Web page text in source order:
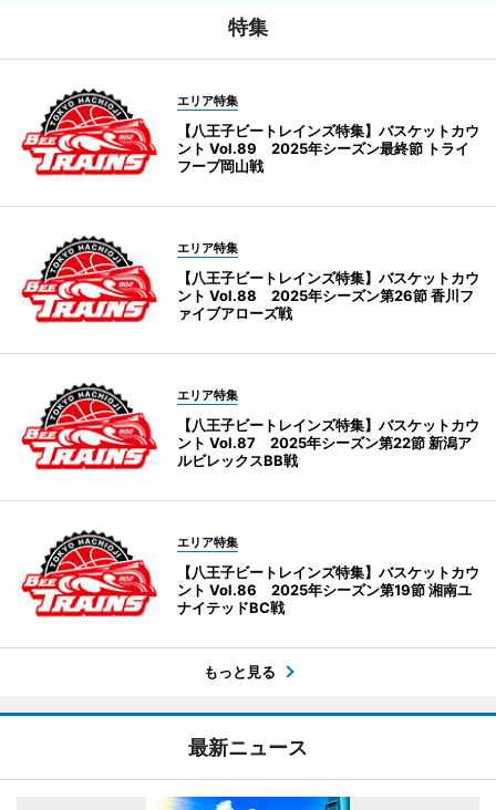
特集
エリア特集
【八王子ビートレインズ特集】バスケットカウ
ント Vol.89 2025年シーズン最終節 トライ
フープ岡山戦
エリア特集
【八王子ビートレインズ特集】バスケットカウ
ント Vol.88 2025年シーズン第26節 香川フ
ァイブアローズ戦
エリア特集
【八王子ビートレインズ特集】バスケットカウ
ント Vol.87 2025年シーズン第22節 新潟ア
ルビレックスBB戦
エリア特集
【八王子ビートレインズ特集】バスケットカウ
ント Vol.86 2025年シーズン第19節 湘南ユ
ナイテッドBC戦
もっと見る
最新ニュース